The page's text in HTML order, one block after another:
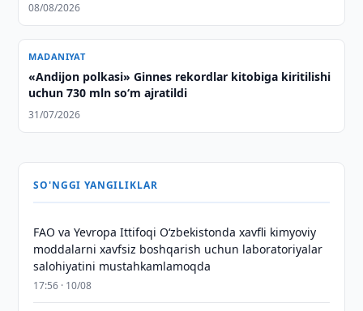
08/08/2026
MADANIYAT
«Andijon polkasi» Ginnes rekordlar kitobiga kiritilishi
uchun 730 mln so‘m ajratildi
31/07/2026
SO'NGGI YANGILIKLAR
FAO va Yevropa Ittifoqi O‘zbekistonda xavfli kimyoviy
moddalarni xavfsiz boshqarish uchun laboratoriyalar
salohiyatini mustahkamlamoqda
17:56 · 10/08